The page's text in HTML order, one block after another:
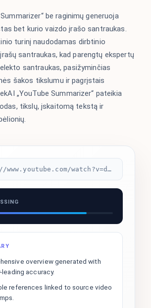
be raginimų generuoja
bet kurio vaizdo įrašo santraukas.
turinį naudodamas dirbtinio
santraukas, kad parengtų ekspertų
santraukas, pasižyminčias
šakos tikslumu ir pagrįstais
„YouTube Summarizer“ pateikia
tikslų, įskaitomą tekstą ir
https://www.youtube.com/watch?v=dQw4w9WgXcQ
overview generated with
leading accuracy.
references linked to source video